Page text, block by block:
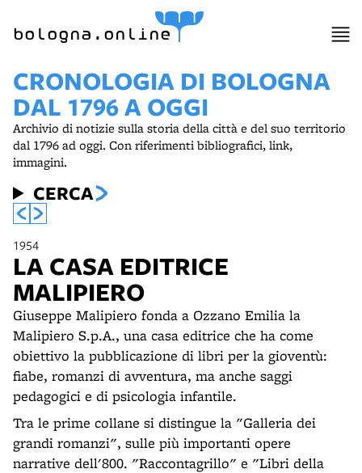
bologna.online
CRONOLOGIA DI BOLOGNA
DAL 1796 A OGGI
Archivio di notizie sulla storia della città e del suo territorio
dal 1796 ad oggi. Con riferimenti bibliografici, link,
immagini.
CERCA
1954
LA CASA EDITRICE
MALIPIERO
Giuseppe Malipiero fonda a Ozzano Emilia la
Malipiero S.p.A., una casa editrice che ha come
obiettivo la pubblicazione di libri per la gioventù:
fiabe, romanzi di avventura, ma anche saggi
pedagogici e di psicologia infantile.
Tra le prime collane si distingue la "Galleria dei
grandi romanzi", sulle più importanti opere
narrative dell'800. "Raccontagrillo" e "Libri della